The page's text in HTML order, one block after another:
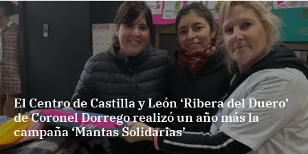
El Centro de Castilla y León ‘Ribera del Duero’
de Coronel Dorrego realizó un año más la
campaña ‘Mantas Solidarias’